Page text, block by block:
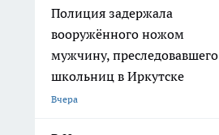
Полиция задержала
вооружённого ножом
мужчину, преследовавшего
школьниц в Иркутске
Вчера